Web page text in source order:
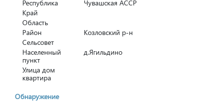
Республика
Чувашская АССР
Край
Область
Район
Козловский р-н
Сельсовет
Населенный
пункт
д.Ягильдино
Улица дом
квартира
Обнаружение